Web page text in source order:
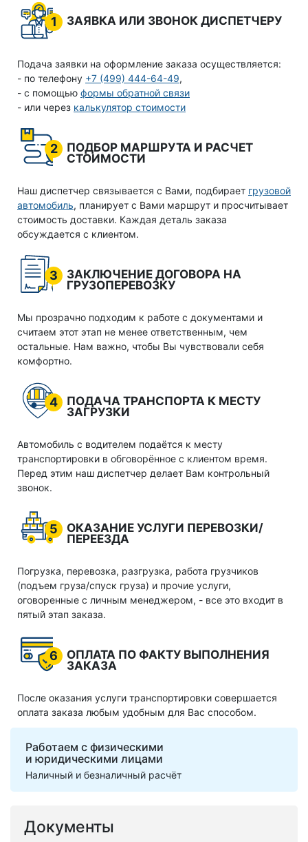
1 ЗАЯВКА ИЛИ ЗВОНОК ДИСПЕТЧЕРУ
Подача заявки на оформление заказа осуществляется:
- по телефону +7 (499) 444-64-49,
- с помощью формы обратной связи
- или через калькулятор стоимости
2
ПОДБОР МАРШРУТА И РАСЧЕТ
СТОИМОСТИ
Наш диспетчер связывается с Вами, подбирает грузовой
автомобиль, планирует с Вами маршрут и просчитывает
стоимость доставки. Каждая деталь заказа
обсуждается с клиентом.
3
ЗАКЛЮЧЕНИЕ ДОГОВОРА НА
ГРУЗОПЕРЕВОЗКУ
Мы прозрачно подходим к работе с документами и
считаем этот этап не менее ответственным, чем
остальные. Нам важно, чтобы Вы чувствовали себя
комфортно.
4
ПОДАЧА ТРАНСПОРТА К МЕСТУ
ЗАГРУЗКИ
Автомобиль с водителем подаётся к месту
транспортировки в обговорённое с клиентом время.
Перед этим наш диспетчер делает Вам контрольный
звонок.
5
ОКАЗАНИЕ УСЛУГИ ПЕРЕВОЗКИ/
ПЕРЕЕЗДА
Погрузка, перевозка, разгрузка, работа грузчиков
(подъем груза/спуск груза) и прочие услуги,
оговоренные с личным менеджером, - все это входит в
пятый этап заказа.
6
ОПЛАТА ПО ФАКТУ ВЫПОЛНЕНИЯ
ЗАКАЗА
После оказания услуги транспортировки совершается
оплата заказа любым удобным для Вас способом.
Работаем с физическими
и юридическими лицами
Наличный и безналичный расчёт
Документы